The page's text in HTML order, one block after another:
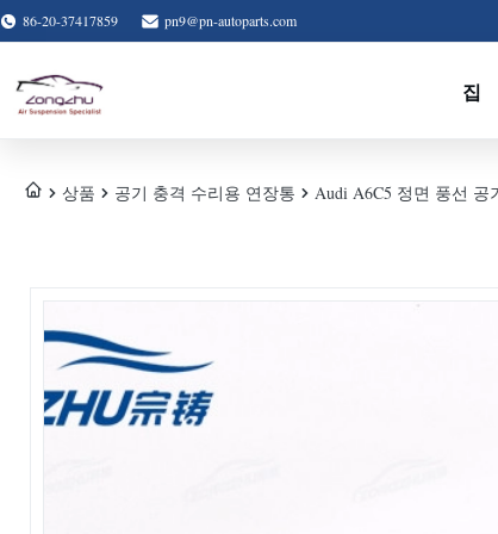
86-20-37417859 pn9@pn-autoparts.com
집
상품 공기 충격 수리용 연장통 Audi A6C5 정면 풍선 공